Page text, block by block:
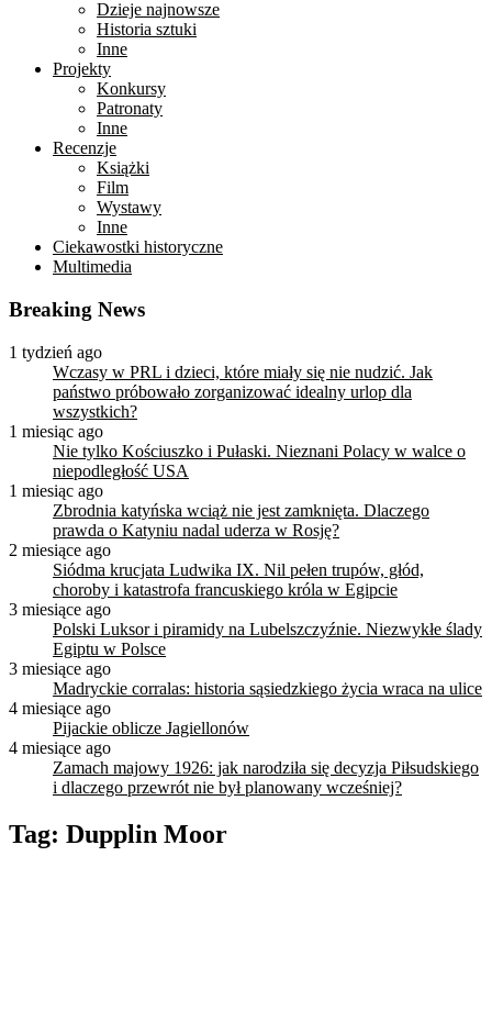
Dzieje najnowsze
Historia sztuki
Inne
Projekty
Konkursy
Patronaty
Inne
Recenzje
Książki
Film
Wystawy
Inne
Ciekawostki historyczne
Multimedia
Breaking News
1 tydzień ago
Wczasy w PRL i dzieci, które miały się nie nudzić. Jak
państwo próbowało zorganizować idealny urlop dla
wszystkich?
1 miesiąc ago
Nie tylko Kościuszko i Pułaski. Nieznani Polacy w walce o
niepodległość USA
1 miesiąc ago
Zbrodnia katyńska wciąż nie jest zamknięta. Dlaczego
prawda o Katyniu nadal uderza w Rosję?
2 miesiące ago
Siódma krucjata Ludwika IX. Nil pełen trupów, głód,
choroby i katastrofa francuskiego króla w Egipcie
3 miesiące ago
Polski Luksor i piramidy na Lubelszczyźnie. Niezwykłe ślady
Egiptu w Polsce
3 miesiące ago
Madryckie corralas: historia sąsiedzkiego życia wraca na ulice
4 miesiące ago
Pijackie oblicze Jagiellonów
4 miesiące ago
Zamach majowy 1926: jak narodziła się decyzja Piłsudskiego
i dlaczego przewrót nie był planowany wcześniej?
Tag: Dupplin Moor